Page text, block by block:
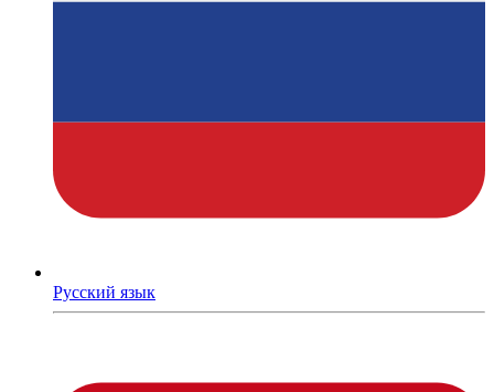
Русский язык